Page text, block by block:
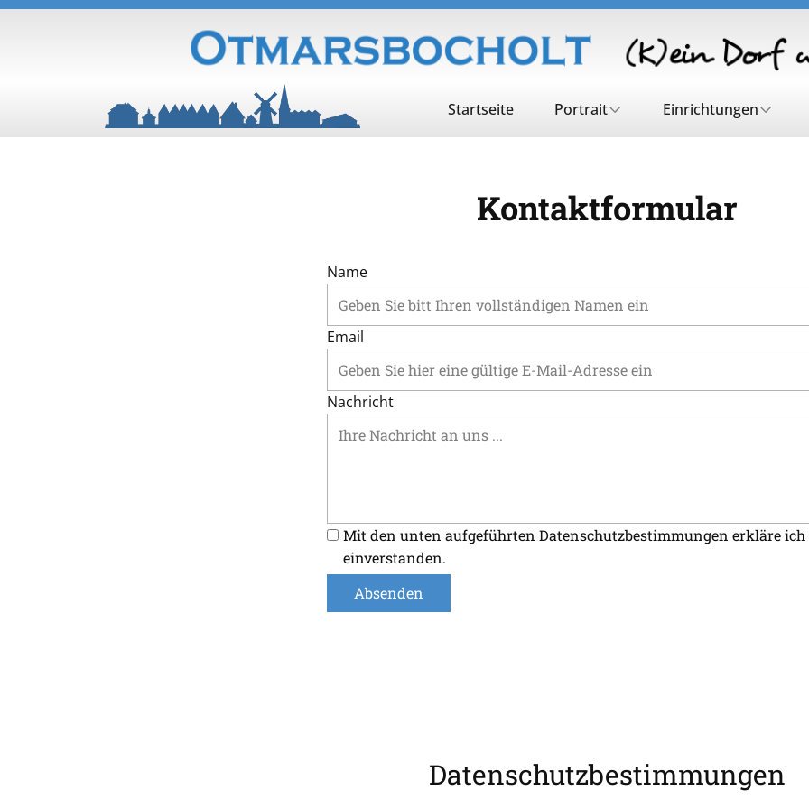
Startseite Portrait Einrichtungen
Kontaktformular
Name
Email
Nachricht
Mit den unten aufgeführten Datenschutzbestimmungen erkläre
einverstanden.
Absenden
Datenschutzbestimmungen